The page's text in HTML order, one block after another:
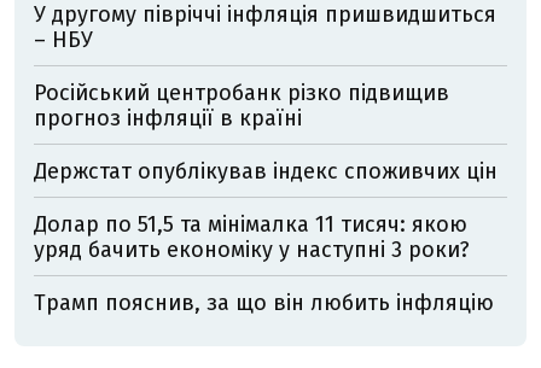
У другому півріччі інфляція пришвидшиться
– НБУ
Російський центробанк різко підвищив
прогноз інфляції в країні
Держстат опублікував індекс споживчих цін
Долар по 51,5 та мінімалка 11 тисяч: якою
уряд бачить економіку у наступні 3 роки?
Трамп пояснив, за що він любить інфляцію